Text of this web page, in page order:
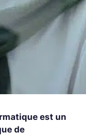
est un
de